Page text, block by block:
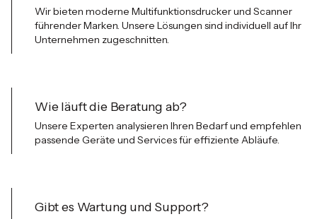
Wir bieten moderne Multifunktionsdrucker und Scanner
führender Marken. Unsere Lösungen sind individuell auf Ihr
Unternehmen zugeschnitten.
Wie läuft die Beratung ab?
Unsere Experten analysieren Ihren Bedarf und empfehlen
passende Geräte und Services für effiziente Abläufe.
Gibt es Wartung und Support?